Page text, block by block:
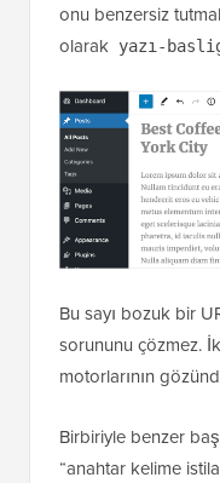
onu benzersiz
olarak yazı-
Bu sayı bozuk bir
sorununu çözmez.
motorlarının
Birbiriyle benzer
“anahtar kelime